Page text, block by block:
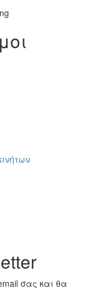
σας και θα